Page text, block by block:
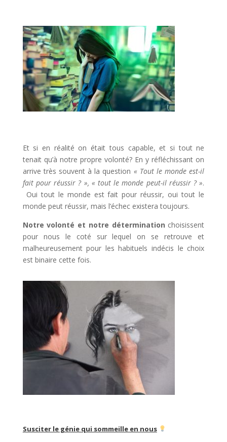
Et si en réalité on était tous capable, et si tout ne
tenait qu’à notre propre volonté? En y réfléchissant on
arrive très souvent à la question « Tout le monde est-il
fait pour réussir ? », « tout le monde peut-il réussir ? ».
Oui tout le monde est fait pour réussir, oui tout le
monde peut réussir, mais l’échec existera toujours.
Notre volonté et notre détermination choisissent
pour nous le coté sur lequel on se retrouve et
malheureusement pour les habituels indécis le choix
est binaire cette fois.
Susciter le génie qui sommeille en nous